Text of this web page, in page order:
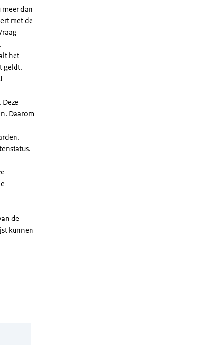
meer dan
met de
het
geldt.
Daarom
de
kunnen